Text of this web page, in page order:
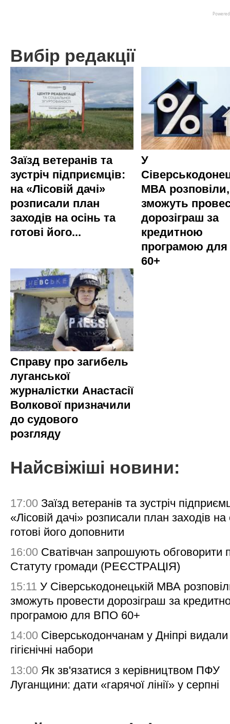
Вибір редакції
Заїзд ветеранів та
зустріч підприємців:
на «Лісовій дачі»
розписали план
заходів на осінь та
готові його...
У
МВА
зможуть
дорозіграш за
кредитною
програмою
60+
Справу про загибель
луганської
журналістки Анастасії
Волкової призначили
до судового
розгляду
Найсвіжіші новини:
17:00 Заїзд ветеранів та зустріч
«Лісовій дачі» розписали план заходів на
готові його доповнити
16:00 Сватівчан запрошують обговорити
Статуту громади (РЕЄСТРАЦІЯ)
15:11 У Сіверськодонецькій МВА
зможуть провести дорозіграш за
програмою для ВПО 60+
14:00 Сіверськодончанам у Дніпрі видали
гігієнічні набори
13:00 Як зв'язатися з керівництвом ПФУ
Луганщини: дати «гарячої лінії» у серпні